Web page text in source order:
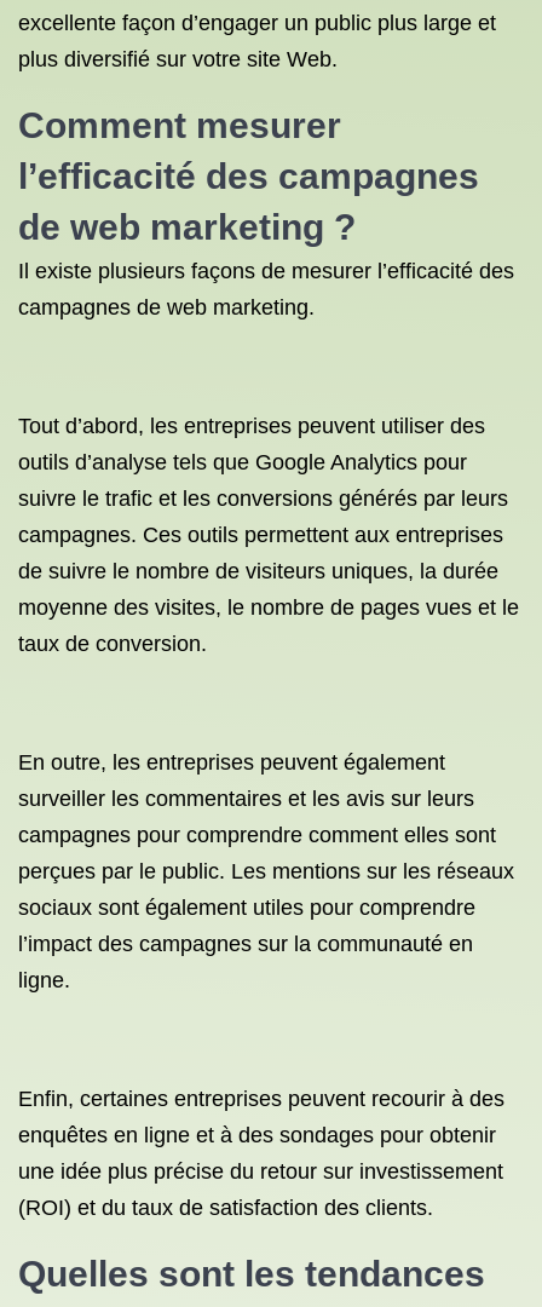
excellente façon d’engager un public plus large et
plus diversifié sur votre site Web.
Comment mesurer
l’efficacité des campagnes
de web marketing ?
Il existe plusieurs façons de mesurer l’efficacité des
campagnes de web marketing.
Tout d’abord, les entreprises peuvent utiliser des
outils d’analyse tels que Google Analytics pour
suivre le trafic et les conversions générés par leurs
campagnes. Ces outils permettent aux entreprises
de suivre le nombre de visiteurs uniques, la durée
moyenne des visites, le nombre de pages vues et le
taux de conversion.
En outre, les entreprises peuvent également
surveiller les commentaires et les avis sur leurs
campagnes pour comprendre comment elles sont
perçues par le public. Les mentions sur les réseaux
sociaux sont également utiles pour comprendre
l’impact des campagnes sur la communauté en
ligne.
Enfin, certaines entreprises peuvent recourir à des
enquêtes en ligne et à des sondages pour obtenir
une idée plus précise du retour sur investissement
(ROI) et du taux de satisfaction des clients.
Quelles sont les tendances